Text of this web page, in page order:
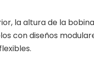
la altura de la
con diseños